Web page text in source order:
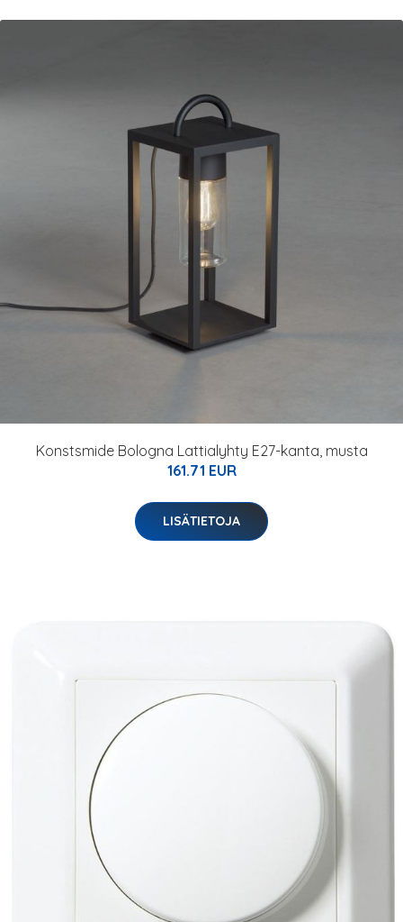
Konstsmide Bologna Lattialyhty E27-kanta, musta
161.71 EUR
LISÄTIETOJA